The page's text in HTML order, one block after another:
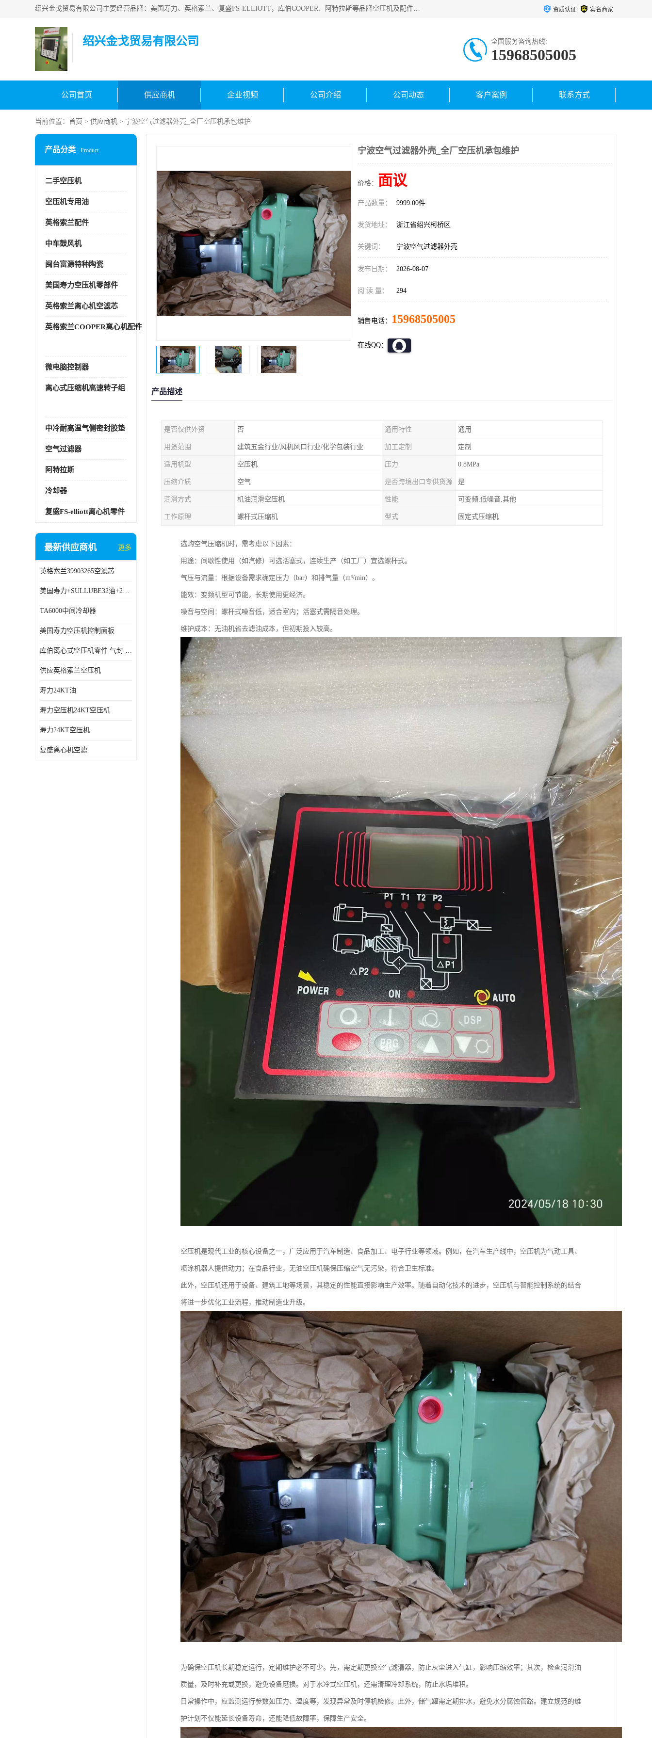
绍兴金戈贸易有限公司主要经营品牌：美国寿力、英格索兰、复盛FS-ELLIOTT，库伯COOPER、阿特拉斯等品牌空压机及配件销售；承接全厂空气压缩机管理、维护保养；节能改造；气体干燥机销售、维护、维修、保养。销售各种品牌空压机空气滤芯、油滤芯、油气分离器；精密过滤器滤芯；除油雾滤芯；抽真空滤芯，消音器，疏水器。劳务承接：全厂空压机维修保养工程，安装工程；移机或汰换工程；节能改造工程等。 资质认证 实名商家
绍兴金戈贸易有限公司 全国服务咨询热线:
15968505005
公司首页 供应商机 企业视频 公司介绍 公司动态 客户案例 联系方式
当前位置： 首页 > 供应商机 > 宁波空气过滤器外壳_全厂空压机承包维护
产品分类 Product
二手空压机
空压机专用油
英格索兰配件
中车鼓风机
闽台富源特种陶瓷
美国寿力空压机零部件
英格索兰离心机空滤芯
英格索兰COOPER离心机配件
微电脑控制器
离心式压缩机高速转子组
中冷耐高温气侧密封胶垫
空气过滤器
阿特拉斯
冷却器
复盛FS-elliott离心机零件
最新供应商机 更多
英格索兰39903265空滤芯
美国寿力+SULLUBE32油+250022-669
TA6000中间冷却器
美国寿力空压机控制面板
库伯离心式空压机零件 气封 机型 TA6000 TA18 TA9000原厂品质
供应英格索兰空压机
寿力24KT油
寿力空压机24KT空压机
寿力24KT空压机
复盛离心机空滤
宁波空气过滤器外壳_全厂空压机承包维护
价格： 面议
产品数量： 9999.00件
发货地址： 浙江省绍兴柯桥区
关键词： 宁波空气过滤器外壳
发布日期： 2026-08-07
阅 读 量： 294
销售电话： 15968505005
在线QQ：
产品描述
是否仅供外贸 否 通用特性 通用
用途范围 建筑五金行业/风机风口行业/化学包装行业 加工定制 定制
适用机型 空压机 压力 0.8MPa
压缩介质 空气 是否跨境出口专供货源 是
润滑方式 机油润滑空压机 性能 可变频,低噪音,其他
工作原理 螺杆式压缩机 型式 固定式压缩机
选购空气压缩机时，需考虑以下因素：
用途：间歇性使用（如汽修）可选活塞式，连续生产（如工厂）宜选螺杆式。
气压与流量：根据设备需求确定压力（bar）和排气量（m³/min）。
能效：变频机型可节能，长期使用更经济。
噪音与空间：螺杆式噪音低，适合室内；活塞式需隔音处理。
维护成本：无油机省去滤油成本，但初期投入较高。
空压机是现代工业的核心设备之一，广泛应用于汽车制造、食品加工、电子行业等领域。例如，在汽车生产线中，空压机为气动工具、
喷涂机器人提供动力；在食品行业，无油空压机确保压缩空气无污染，符合卫生标准。
此外，空压机还用于设备、建筑工地等场景，其稳定的性能直接影响生产效率。随着自动化技术的进步，空压机与智能控制系统的结合
将进一步优化工业流程，推动制造业升级。
为确保空压机长期稳定运行，定期维护必不可少。先，需定期更换空气滤清器，防止灰尘进入气缸，影响压缩效率；其次，检查润滑油
质量，及时补充或更换，避免设备磨损。对于水冷式空压机，还需清理冷却系统，防止水垢堆积。
日常操作中，应监测运行参数如压力、温度等，发现异常及时停机检修。此外，储气罐需定期排水，避免水分腐蚀管路。建立规范的维
护计划不仅能延长设备寿命，还能降低故障率，保障生产安全。